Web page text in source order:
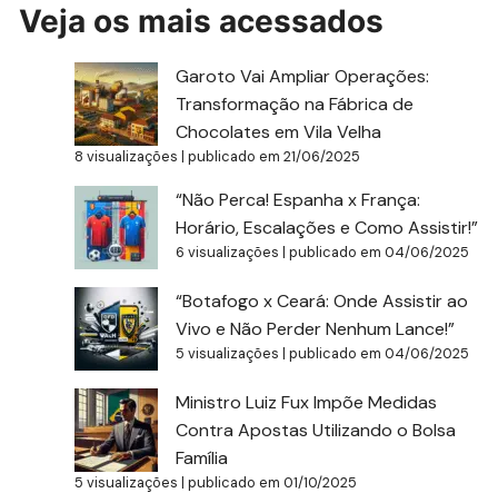
Veja os mais acessados
Garoto Vai Ampliar Operações:
Transformação na Fábrica de
Chocolates em Vila Velha
8 visualizações |publicado em 21/06/2025
“Não Perca! Espanha x França:
Horário, Escalações e Como Assistir!”
6 visualizações |publicado em 04/06/2025
“Botafogo x Ceará: Onde Assistir ao
Vivo e Não Perder Nenhum Lance!”
5 visualizações |publicado em 04/06/2025
Ministro Luiz Fux Impõe Medidas
Contra Apostas Utilizando o Bolsa
Família
5 visualizações |publicado em 01/10/2025